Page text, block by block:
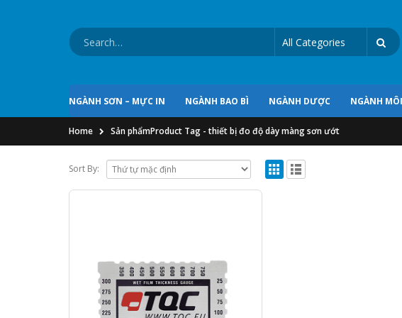
NGÀNH SƠN – MỰC IN NGÀNH BAO BÌ NGÀNH DƯỢC NGÀNH
Home Sản phẩmProduct Tag -thiết bị đo độ dày màng sơn ướt
Sort By: